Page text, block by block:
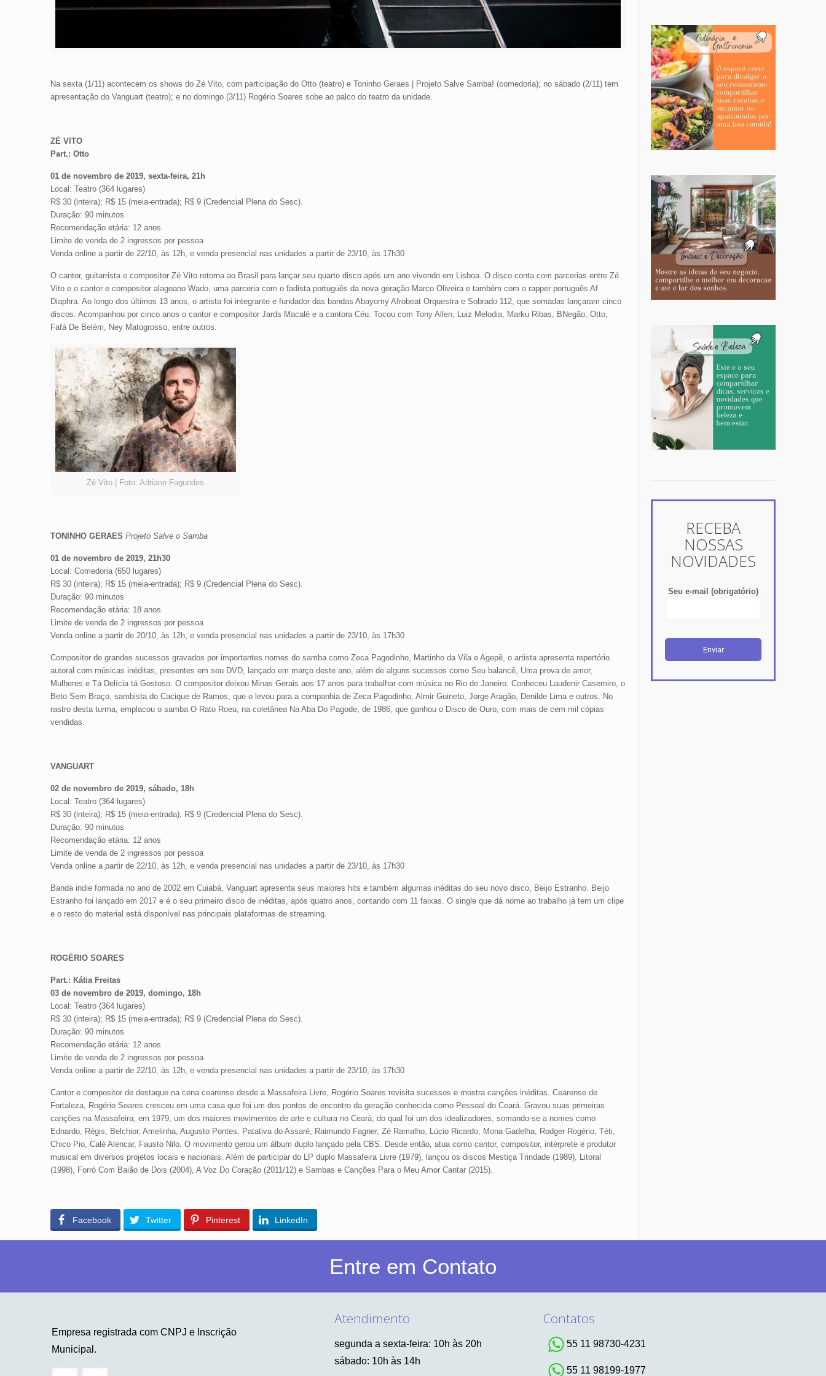
Na sexta (1/11) acontecem os shows do Zé Vito, com participação do Otto (teatro) e Toninho Geraes | Projeto Salve Samba! (comedoria); no sábado (2/11) tem
apresentação do Vanguart (teatro); e no domingo (3/11) Rogério Soares sobe ao palco do teatro da unidade.
ZÉ VITO
Part.: Otto
01 de novembro de 2019, sexta-feira, 21h
Local: Teatro (364 lugares)
R$ 30 (inteira); R$ 15 (meia-entrada); R$ 9 (Credencial Plena do Sesc).
Duração: 90 minutos
Recomendação etária: 12 anos
Limite de venda de 2 ingressos por pessoa
Venda online a partir de 22/10, às 12h, e venda presencial nas unidades a partir de 23/10, às 17h30
O cantor, guitarrista e compositor Zé Vito retorna ao Brasil para lançar seu quarto disco após um ano vivendo em Lisboa. O disco conta com parcerias entre Zé
Vito e o cantor e compositor alagoano Wado, uma parceria com o fadista português da nova geração Marco Oliveira e também com o rapper português Af
Diaphra. Ao longo dos últimos 13 anos, o artista foi integrante e fundador das bandas Abayomy Afrobeat Orquestra e Sobrado 112, que somadas lançaram cinco
discos. Acompanhou por cinco anos o cantor e compositor Jards Macalé e a cantora Céu. Tocou com Tony Allen, Luiz Melodia, Marku Ribas, BNegão, Otto,
Fafá De Belém, Ney Matogrosso, entre outros.
Zé Vito | Foto: Adriano Fagundes
TONINHO GERAES Projeto Salve o Samba
01 de novembro de 2019, 21h30
Local: Comedoria (650 lugares)
R$ 30 (inteira); R$ 15 (meia-entrada); R$ 9 (Credencial Plena do Sesc).
Duração: 90 minutos
Recomendação etária: 18 anos
Limite de venda de 2 ingressos por pessoa
Venda online a partir de 20/10, às 12h, e venda presencial nas unidades a partir de 23/10, às 17h30
Compositor de grandes sucessos gravados por importantes nomes do samba como Zeca Pagodinho, Martinho da Vila e Agepê, o artista apresenta repertório
autoral com músicas inéditas, presentes em seu DVD, lançado em março deste ano, além de alguns sucessos como Seu balancê, Uma prova de amor,
Mulheres e Tá Delícia tá Gostoso. O compositor deixou Minas Gerais aos 17 anos para trabalhar com música no Rio de Janeiro. Conheceu Laudenir Casemiro, o
Beto Sem Braço, sambista do Cacique de Ramos, que o levou para a companhia de Zeca Pagodinho, Almir Guineto, Jorge Aragão, Denilde Lima e outros. No
rastro desta turma, emplacou o samba O Rato Roeu, na coletânea Na Aba Do Pagode, de 1986, que ganhou o Disco de Ouro, com mais de cem mil cópias
vendidas.
VANGUART
02 de novembro de 2019, sábado, 18h
Local: Teatro (364 lugares)
R$ 30 (inteira); R$ 15 (meia-entrada); R$ 9 (Credencial Plena do Sesc).
Duração: 90 minutos
Recomendação etária: 12 anos
Limite de venda de 2 ingressos por pessoa
Venda online a partir de 22/10, às 12h, e venda presencial nas unidades a partir de 23/10, às 17h30
Banda indie formada no ano de 2002 em Cuiabá, Vanguart apresenta seus maiores hits e também algumas inéditas do seu novo disco, Beijo Estranho. Beijo
Estranho foi lançado em 2017 e é o seu primeiro disco de inéditas, após quatro anos, contando com 11 faixas. O single que dá nome ao trabalho já tem um clipe
e o resto do material está disponível nas principais plataformas de streaming.
ROGÉRIO SOARES
Part.: Kátia Freitas
03 de novembro de 2019, domingo, 18h
Local: Teatro (364 lugares)
R$ 30 (inteira); R$ 15 (meia-entrada); R$ 9 (Credencial Plena do Sesc).
Duração: 90 minutos
Recomendação etária: 12 anos
Limite de venda de 2 ingressos por pessoa
Venda online a partir de 22/10, às 12h, e venda presencial nas unidades a partir de 23/10, às 17h30
Cantor e compositor de destaque na cena cearense desde a Massafeira Livre, Rogério Soares revisita sucessos e mostra canções inéditas. Cearense de
Fortaleza, Rogério Soares cresceu em uma casa que foi um dos pontos de encontro da geração conhecida como Pessoal do Ceará. Gravou suas primeiras
canções na Massafeira, em 1979, um dos maiores movimentos de arte e cultura no Ceará, do qual foi um dos idealizadores, somando-se a nomes como
Ednardo, Régis, Belchior, Amelinha, Augusto Pontes, Patativa do Assaré, Raimundo Fagner, Zé Ramalho, Lúcio Ricardo, Mona Gadelha, Rodger Rogério, Téti,
Chico Pio, Calé Alencar, Fausto Nilo. O movimento gerou um álbum duplo lançado pela CBS. Desde então, atua como cantor, compositor, intérprete e produtor
musical em diversos projetos locais e nacionais. Além de participar do LP duplo Massafeira Livre (1979), lançou os discos Mestiça Trindade (1989), Litoral
(1998), Forró Com Baião de Dois (2004), A Voz Do Coração (2011/12) e Sambas e Canções Para o Meu Amor Cantar (2015).
Facebook Twitter Pinterest LinkedIn
RECEBA
NOSSAS
NOVIDADES
Seu e-mail (obrigatório)
Entre em Contato
Empresa registrada com CNPJ e Inscrição
Municipal.
Atendimento
segunda a sexta-feira: 10h às 20h
sábado: 10h às 14h
Contatos
55 11 98730-4231
55 11 98199-1977